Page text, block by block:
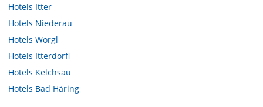
Hotels Itter
Hotels Niederau
Hotels Wörgl
Hotels Itterdorfl
Hotels Kelchsau
Hotels Bad Häring